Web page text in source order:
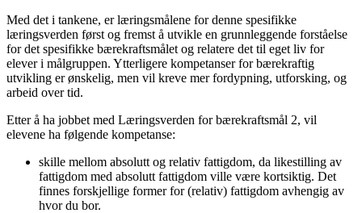
Med det i tankene, er læringsmålene for denne spesifikke
læringsverden først og fremst å utvikle en grunnleggende forståelse
for det spesifikke bærekraftsmålet og relatere det til eget liv for
elever i målgruppen. Ytterligere kompetanser for bærekraftig
utvikling er ønskelig, men vil kreve mer fordypning, utforsking, og
arbeid over tid.
Etter å ha jobbet med Læringsverden for bærekraftsmål 2, vil
elevene ha følgende kompetanse:
skille mellom absolutt og relativ fattigdom, da likestilling av
fattigdom med absolutt fattigdom ville være kortsiktig. Det
finnes forskjellige former for (relativ) fattigdom avhengig av
hvor du bor.